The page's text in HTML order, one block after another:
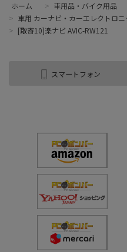
ホーム > 車用品・バイク用品
> 車用 カーナビ・カーエレクトロニ
> [取寄10]楽ナビ AVIC-RW121
スマートフォン